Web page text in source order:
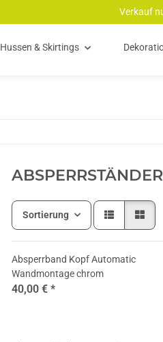
Verkauf
Hussen & Skirtings
ABSPERRSTÄNDER
Sortierung
Absperrband Kopf Automatic
Wandmontage chrom
40,00 € *